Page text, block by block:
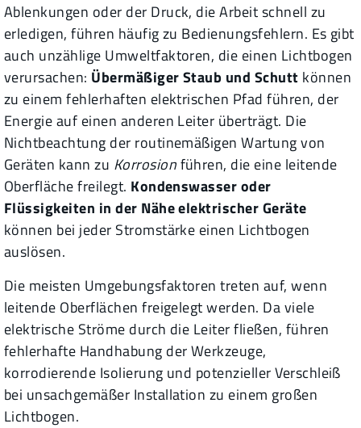
Ablenkungen oder der Druck, die Arbeit schnell zu
erledigen, führen häufig zu Bedienungsfehlern. Es gibt
auch unzählige Umweltfaktoren, die einen Lichtbogen
verursachen: Übermäßiger Staub und Schutt können
zu einem fehlerhaften elektrischen Pfad führen, der
Energie auf einen anderen Leiter überträgt. Die
Nichtbeachtung der routinemäßigen Wartung von
Geräten kann zu Korrosionführen, die eine leitende
Oberfläche freilegt. Kondenswasser oder
Flüssigkeiten in der Nähe elektrischer Geräte
können bei jeder Stromstärke einen Lichtbogen
auslösen.
Die meisten Umgebungsfaktoren treten auf, wenn
leitende Oberflächen freigelegt werden. Da viele
elektrische Ströme durch die Leiter fließen, führen
fehlerhafte Handhabung der Werkzeuge,
korrodierende Isolierung und potenzieller Verschleiß
bei unsachgemäßer Installation zu einem großen
Lichtbogen.